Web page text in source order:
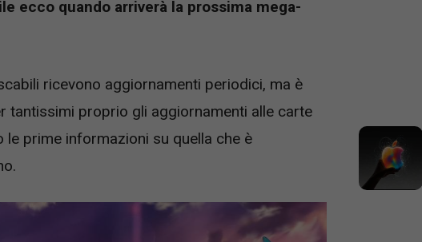
ecco quando arriverà la prossima mega-
ricevono aggiornamenti periodici, ma è
tantissimi proprio gli aggiornamenti alle carte
le prime informazioni su quella che è